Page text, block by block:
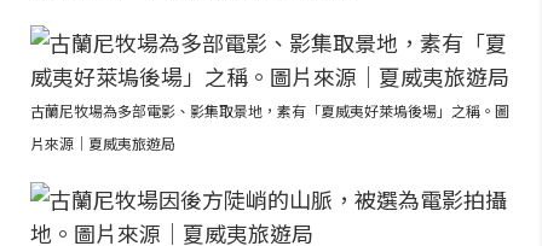
古蘭尼牧場為多部電影、影集取景地，素有「夏威夷好萊塢後場」之稱。圖
片來源｜夏威夷旅遊局